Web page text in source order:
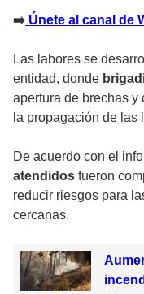
➡️ Únete al canal de
Las labores se
entidad, donde
apertura de brechas y
la propagación de las
De acuerdo con el
atendidos fueron
reducir riesgos para
cercanas.